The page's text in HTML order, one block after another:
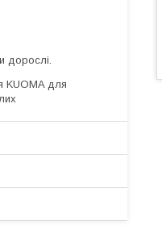
дорослі.
KUOMA для